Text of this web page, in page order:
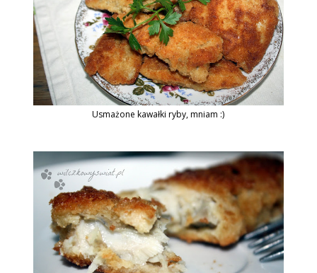
Usmażone kawałki ryby, mniam :)